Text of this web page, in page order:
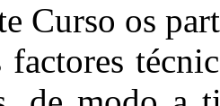
Curso os